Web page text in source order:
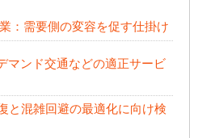
：需要側の変容を促す仕掛け
マンド交通などの適正サービ
と混雑回避の最適化に向け検